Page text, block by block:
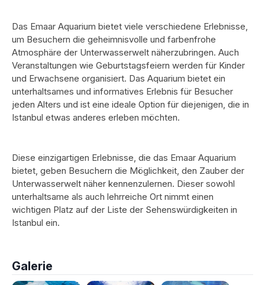
Das Emaar Aquarium bietet viele verschiedene Erlebnisse,
um Besuchern die geheimnisvolle und farbenfrohe
Atmosphäre der Unterwasserwelt näherzubringen. Auch
Veranstaltungen wie Geburtstagsfeiern werden für Kinder
und Erwachsene organisiert. Das Aquarium bietet ein
unterhaltsames und informatives Erlebnis für Besucher
jeden Alters und ist eine ideale Option für diejenigen, die in
Istanbul etwas anderes erleben möchten.
Diese einzigartigen Erlebnisse, die das Emaar Aquarium
bietet, geben Besuchern die Möglichkeit, den Zauber der
Unterwasserwelt näher kennenzulernen. Dieser sowohl
unterhaltsame als auch lehrreiche Ort nimmt einen
wichtigen Platz auf der Liste der Sehenswürdigkeiten in
Istanbul ein.
Galerie